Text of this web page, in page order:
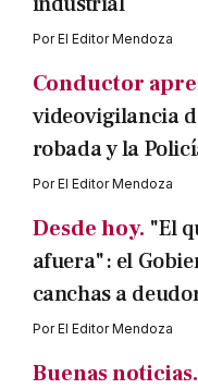
PorEl Editor Mendoza
Conductor
videovigilancia
robada y la
PorEl Editor Mendoza
Desde hoy. "El
afuera": el
canchas a
PorEl Editor Mendoza
Buenas noticias.